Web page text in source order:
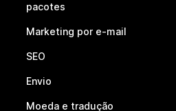
pacotes
Marketing por e-mail
SEO
Envio
Moeda e tradução